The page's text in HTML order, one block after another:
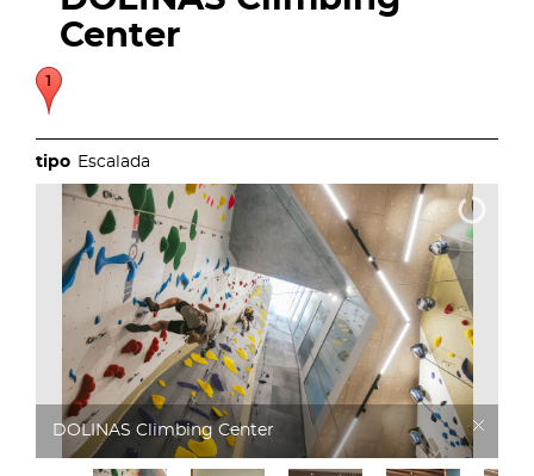
Center
Escalada
DOLINAS Climbing Hotel